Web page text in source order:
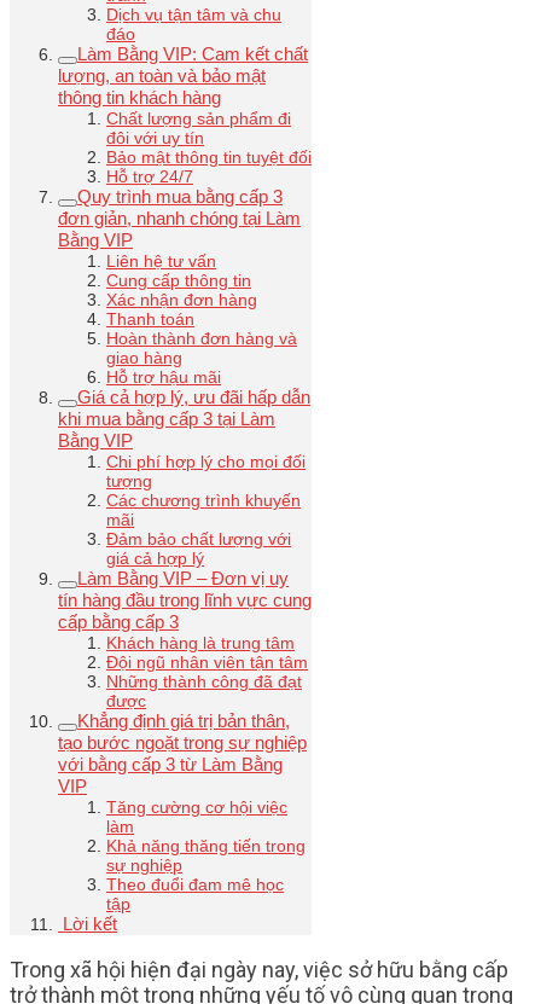
Dịch vụ tận tâm và chu
đáo
Làm Bằng VIP: Cam kết chất
lượng, an toàn và bảo mật
thông tin khách hàng
Chất lượng sản phẩm đi
đôi với uy tín
Bảo mật thông tin tuyệt đối
Hỗ trợ 24/7
Quy trình mua bằng cấp 3
đơn giản, nhanh chóng tại Làm
Bằng VIP
Liên hệ tư vấn
Cung cấp thông tin
Xác nhận đơn hàng
Thanh toán
Hoàn thành đơn hàng và
giao hàng
Hỗ trợ hậu mãi
Giá cả hợp lý, ưu đãi hấp dẫn
khi mua bằng cấp 3 tại Làm
Bằng VIP
Chi phí hợp lý cho mọi đối
tượng
Các chương trình khuyến
mãi
Đảm bảo chất lượng với
giá cả hợp lý
Làm Bằng VIP – Đơn vị uy
tín hàng đầu trong lĩnh vực cung
cấp bằng cấp 3
Khách hàng là trung tâm
Đội ngũ nhân viên tận tâm
Những thành công đã đạt
được
Khẳng định giá trị bản thân,
tạo bước ngoặt trong sự nghiệp
với bằng cấp 3 từ Làm Bằng
VIP
Tăng cường cơ hội việc
làm
Khả năng thăng tiến trong
sự nghiệp
Theo đuổi đam mê học
tập
Lời kết
Trong xã hội hiện đại ngày nay, việc sở hữu bằng cấp
trở thành một trong những yếu tố vô cùng quan trọng